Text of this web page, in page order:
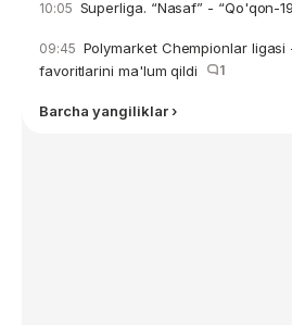
10:05 Superliga. “Nasaf” - “Qo'qon-
09:45 Polymarket Chempionlar
favoritlarini ma'lum qildi
1
Barcha yangiliklar ›